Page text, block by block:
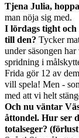
Tjena Julia,
man nöja sig med.
I lördags tight
till den? Tycker
under säsongen
spridning i
Frida gör 12 av
vill spela! Men -
med att vi helt
Och nu väntar
åttondel. Hur ser
totalseger?